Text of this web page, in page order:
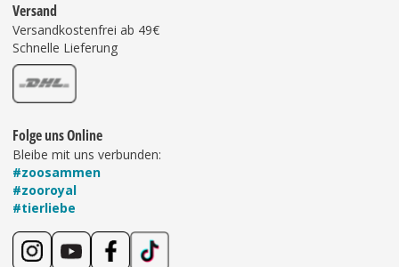
Versand
Versandkostenfrei ab 49€
Schnelle Lieferung
Folge uns Online
Bleibe mit uns verbunden:
#zoosammen
#zooroyal
#tierliebe